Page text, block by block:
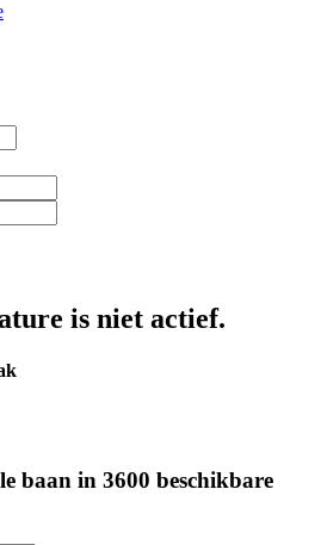
is niet actief.
baan in 3600 beschikbare